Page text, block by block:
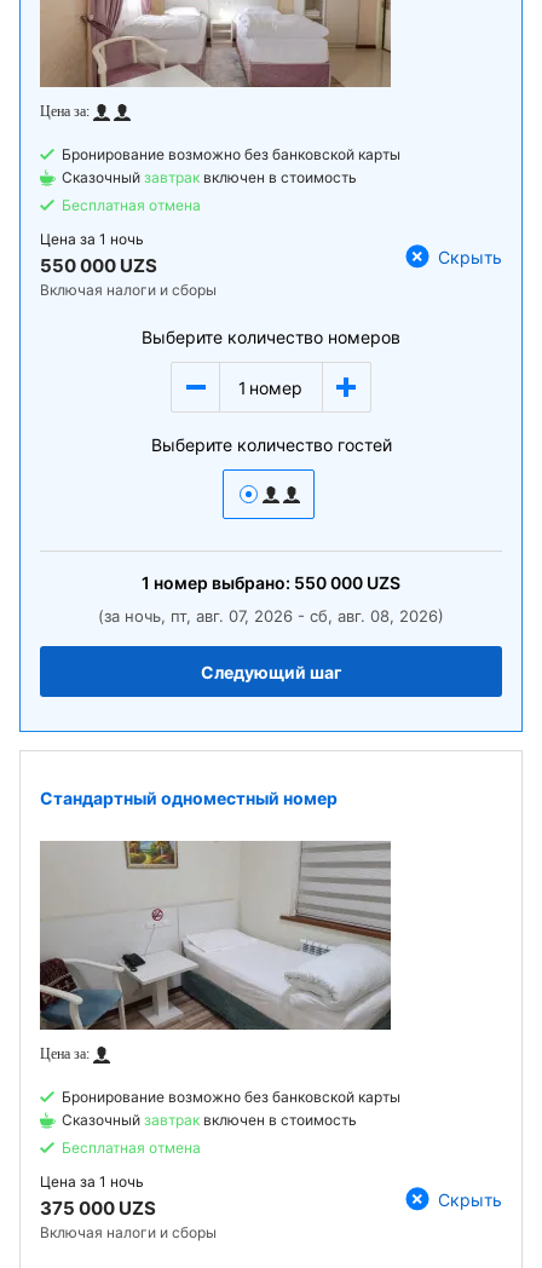
Бронирование возможно без банковской карты
Сказочный завтрак включен в стоимость
Бесплатная отмена
Цена за 1 ночь
550 000 UZS
Включая налоги и сборы
Скрыть
Выберите количество номеров
1 номер
Выберите количество гостей
1 номер выбрано: 550 000 UZS
(за ночь, пт, авг. 07, 2026 - сб, авг. 08, 2026)
Следующий шаг
Стандартный одноместный номер
Бронирование возможно без банковской карты
Сказочный завтрак включен в стоимость
Бесплатная отмена
Цена за 1 ночь
375 000 UZS
Включая налоги и сборы
Скрыть